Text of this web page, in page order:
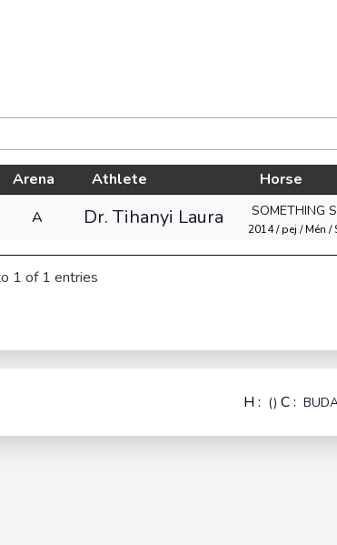
Arena Athlete Horse
A Dr. Tihanyi Laura SOMETHING
2014 / pej / Mén
1 of 1 entries
H : () C :